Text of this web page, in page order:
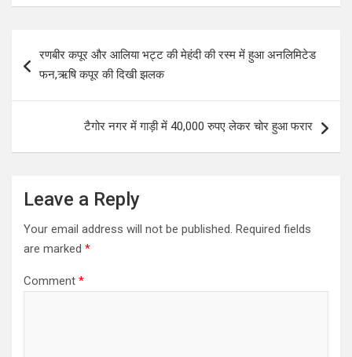
at
s
A
ce
o
o
k
tt
er
ar
navigation
रणबीर कपूर और आलिया भट्ट की मेहंदी की रस्म में हुआ अनलिमिटेड
फन,ऋषि कपूर की दिखी झलक
टैगोर नगर में गाड़ी में 40,000 रुपए लेकर चोर हुआ फरार
Leave a Reply
Your email address will not be published. Required fields
are marked *
Comment *